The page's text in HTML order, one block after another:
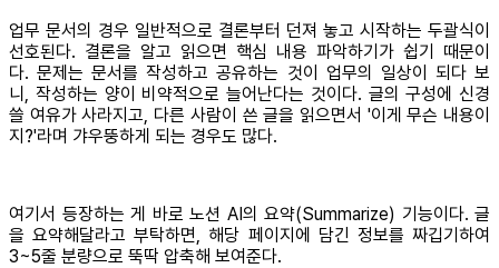
업무 문서의 경우 일반적으로 결론부터 던져 놓고 시작하는 두괄식이
선호된다. 결론을 알고 읽으면 핵심 내용 파악하기가 쉽기 때문이
다. 문제는 문서를 작성하고 공유하는 것이 업무의 일상이 되다 보
니, 작성하는 양이 비약적으로 늘어난다는 것이다. 글의 구성에 신경
쓸 여유가 사라지고, 다른 사람이 쓴 글을 읽으면서 '이게 무슨 내용이
지?'라며 갸우뚱하게 되는 경우도 많다.
여기서 등장하는 게 바로 노션 AI의 요약(Summarize) 기능이다. 글
을 요약해달라고 부탁하면, 해당 페이지에 담긴 정보를 짜깁기하여
3~5줄 분량으로 뚝딱 압축해 보여준다.